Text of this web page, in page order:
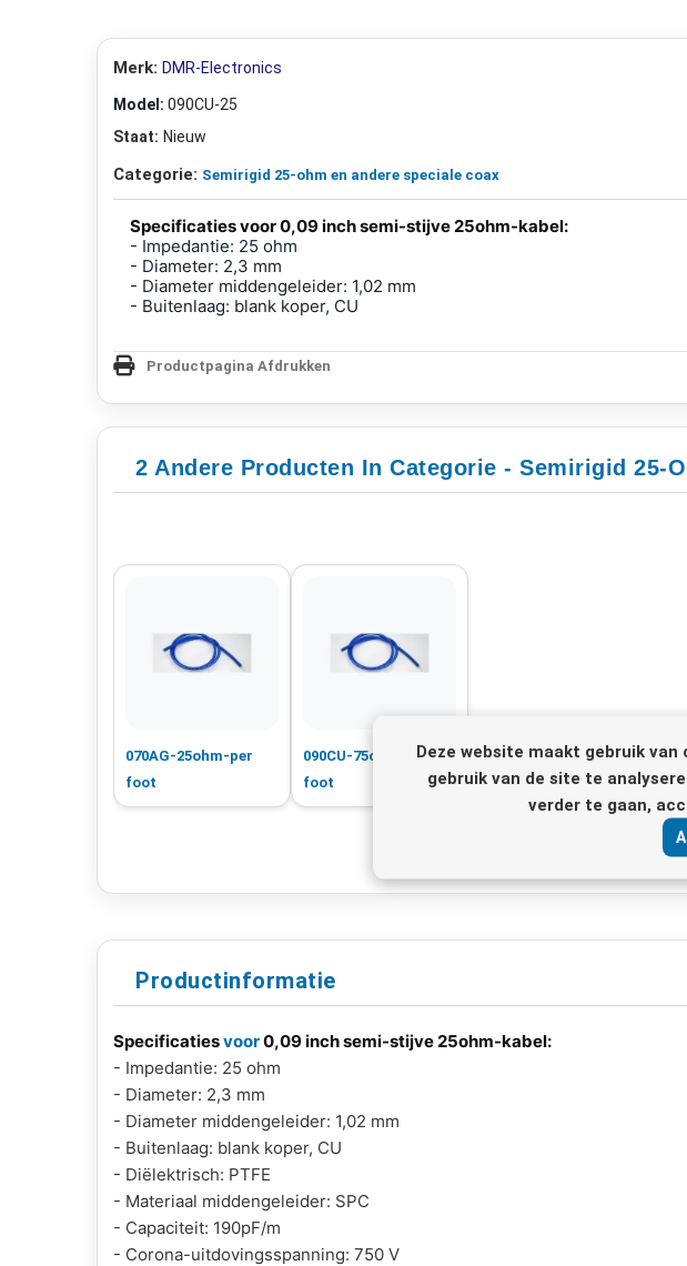
Deze website maakt gebruik
gebruik van de site te
verder te gaan,
Merk: DMR-Electronics
Model: 090CU-25
Staat: Nieuw
Categorie: Semirigid 25-ohm en andere speciale coax
Specificaties voor 0,09 inch semi-stijve 25ohm-kabel:
- Impedantie: 25 ohm
- Diameter: 2,3 mm
- Diameter middengeleider: 1,02 mm
- Buitenlaag: blank koper, CU
Productpagina Afdrukken
2 Andere Producten In Categorie - Semirigid 25-
070AG-25ohm-per
foot
090CU-75ohm per
foot
Productinformatie
Specificatiesvoor0,09 inch semi-stijve 25ohm-kabel:
- Impedantie: 25 ohm
- Diameter: 2,3 mm
- Diameter middengeleider: 1,02 mm
- Buitenlaag: blank koper, CU
- Diëlektrisch: PTFE
- Materiaal middengeleider: SPC
- Capaciteit: 190pF/m
- Corona-uitdovingsspanning: 750 V